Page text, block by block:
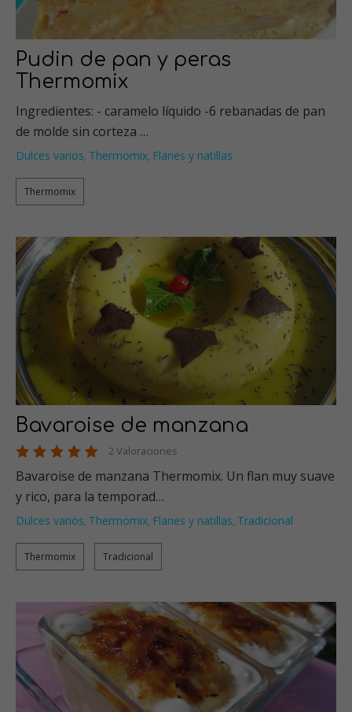
Pudin de pan y peras
Thermomix
Ingredientes: - caramelo líquido -6 rebanadas de pan
de molde sin corteza …
Dulces varios, Thermomix, Flanes y natillas
Thermomix
Bavaroise de manzana
2 Valoraciones
Bavaroise de manzana Thermomix. Un flan muy suave
y rico, para la temporad…
Dulces varios, Thermomix, Flanes y natillas, Tradicional
Thermomix Tradicional